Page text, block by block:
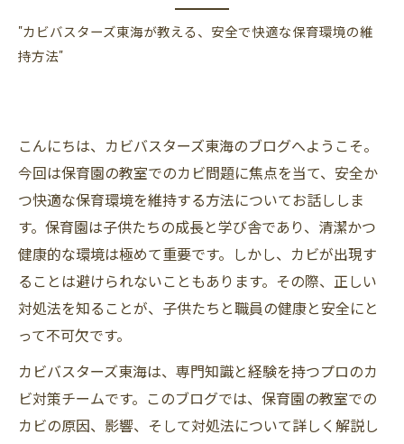
"カビバスターズ東海が教える、安全で快適な保育環境の維
持方法"
こんにちは、カビバスターズ東海のブログへようこそ。
今回は保育園の教室でのカビ問題に焦点を当て、安全か
つ快適な保育環境を維持する方法についてお話ししま
す。保育園は子供たちの成長と学び舎であり、清潔かつ
健康的な環境は極めて重要です。しかし、カビが出現す
ることは避けられないこともあります。その際、正しい
対処法を知ることが、子供たちと職員の健康と安全にと
って不可欠です。
カビバスターズ東海は、専門知識と経験を持つプロのカ
ビ対策チームです。このブログでは、保育園の教室での
カビの原因、影響、そして対処法について詳しく解説し